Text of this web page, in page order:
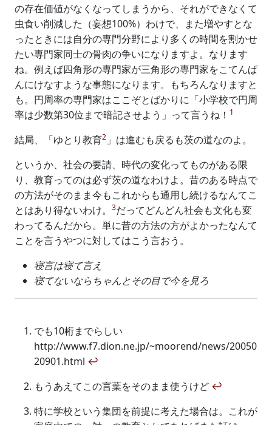
の存在価値がなくなってしまうから、それができなくて
虫食い削減した（妄想100%）わけで、また増やすとな
ったときには自分の専門分野により多くの時間を割かせ
たい専門家同士の骨肉の争いになりますよ。なります
ね。例えば四角形の専門家が三角形の専門家をこてんぱ
んにけなすような事態になります。もちろんなりますと
も。円周率の専門家はここぞとばかりに「小学校で円周
率は少数第30位まで暗記させよう」って言うね！ 1
結局、「ゆとり教育2 」は進むも戻るも茨の道なのよ。
というか、社会の要請、時代の変化ってものがある限
り、教育ってのは必ず茨の道なわけよ。昔のある時点で
の方法がそのまま今もこれからも通用し続けるなんてこ
とはあり得ないわけ。
3だってどんどん社会も文化も変
わってるんだから。単に昔の方法の方がよかったなんて
ことを言うやつに対してはこう言おう。
寝言は寝て言え
寝てないならちゃんとその目で今を見ろ
でも10桁までらしい
http://www.f7.dion.ne.jp/~moorend/news/20050
20901.html ↩
もうあえてこの言葉をそのまま使うけど ↩
特に学校という集団を前提に考えた場合は。これが